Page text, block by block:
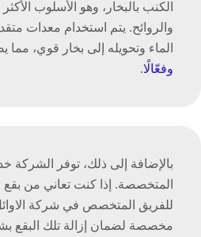
الكنب بالبخار، وهو الأسلوب
والروائح. يتم استخدام معدات
الماء وتحويله إلى بخار قوي، مما
وفعّالًا.
بالإضافة إلى ذلك، توفر الشركة
المتخصصة. إذا كنت تعاني من
للفريق المتخصص في شركة
مخصصة لضمان إزالة تلك البقع